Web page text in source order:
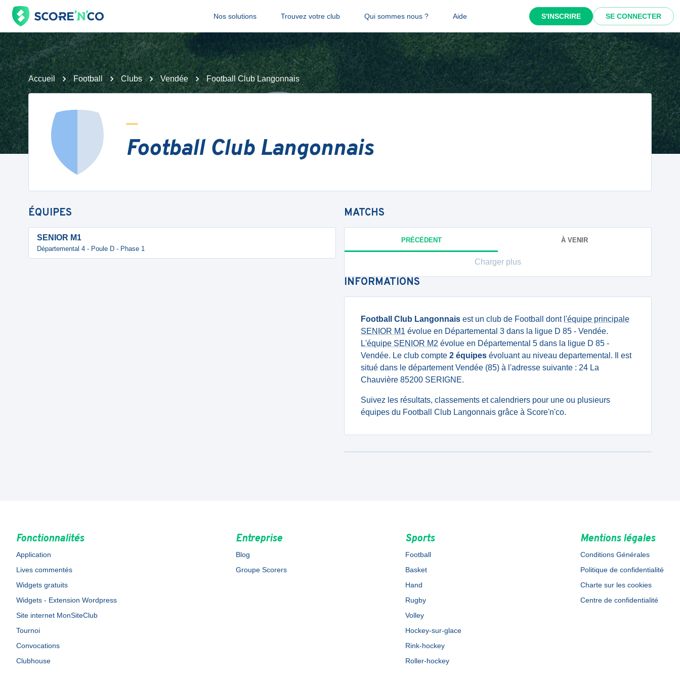
Nos solutions Trouvez votre club Qui sommes nous ? Aide S'INSCRIRE SE CONNECTER
Accueil Football Clubs Vendée Football Club Langonnais
Football Club Langonnais
ÉQUIPES
SENIOR M1
Départemental 4 - Poule D - Phase 1
MATCHS
PRÉCÉDENT À VENIR
Charger plus
INFORMATIONS
Football Club Langonnais est un club de Football dont l'équipe principale
SENIOR M1 évolue en Départemental 3 dans la ligue D 85 - Vendée.
L'équipe SENIOR M2 évolue en Départemental 5 dans la ligue D 85 -
Vendée. Le club compte 2 équipes évoluant au niveau departemental. Il est
situé dans le département Vendée (85) à l'adresse suivante : 24 La
Chauvière 85200 SERIGNE.
Suivez les résultats, classements et calendriers pour une ou plusieurs
équipes du Football Club Langonnais grâce à Score'n'co.
Fonctionnalités
Application
Lives commentés
Widgets gratuits
Widgets - Extension Wordpress
Site internet MonSiteClub
Tournoi
Convocations
Clubhouse
Entreprise
Blog
Groupe Scorers
Sports
Football
Basket
Hand
Rugby
Volley
Hockey-sur-glace
Rink-hockey
Roller-hockey
Mentions légales
Conditions Générales
Politique de confidentialité
Charte sur les cookies
Centre de confidentialité